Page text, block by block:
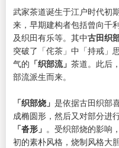
武家茶道诞生于江户时代初
来，早期建构者包括曾向千
及织田有乐等。其中古田织
突破了「侘茶」中「持戒」
气的 「织部流」 茶道。此后
部流派生而来。
「织部烧」 是依据古田织部
成椭圆形，然后又对部分进
「沓形」 。受织部烧的影响
初的素朴风格，烧制风格大